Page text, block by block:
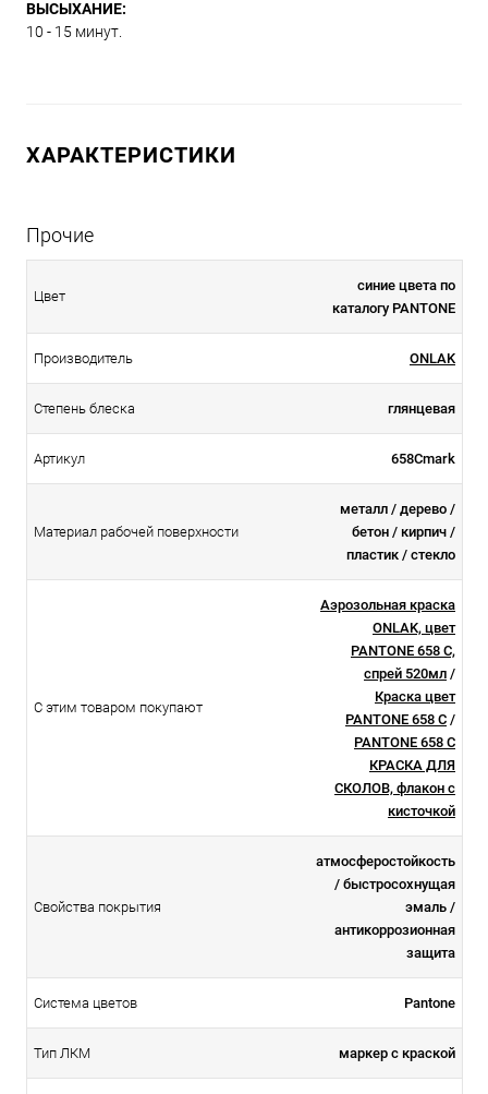
ВЫСЫХАНИЕ:
10 - 15 минут.
ХАРАКТЕРИСТИКИ
Прочие
Цвет
синие цвета по
каталогу PANTONE
Производитель ONLAK
Степень блеска глянцевая
Артикул 658Cmark
Материал рабочей поверхности
металл / дерево /
бетон / кирпич /
пластик / стекло
С этим товаром покупают
Аэрозольная краска
ONLAK, цвет
PANTONE 658 C,
спрей 520мл /
Краска цвет
PANTONE 658 C /
PANTONE 658 C
КРАСКА ДЛЯ
СКОЛОВ, флакон с
кисточкой
Свойства покрытия
атмосферостойкоcть
/ быстросохнущая
эмаль /
антикоррозионная
защита
Система цветов Pantone
Тип ЛКМ маркер с краской